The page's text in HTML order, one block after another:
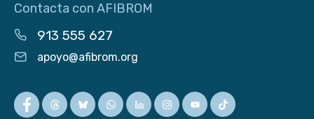
Contacta con AFIBROM
913 555 627
apoyo@afibrom.org